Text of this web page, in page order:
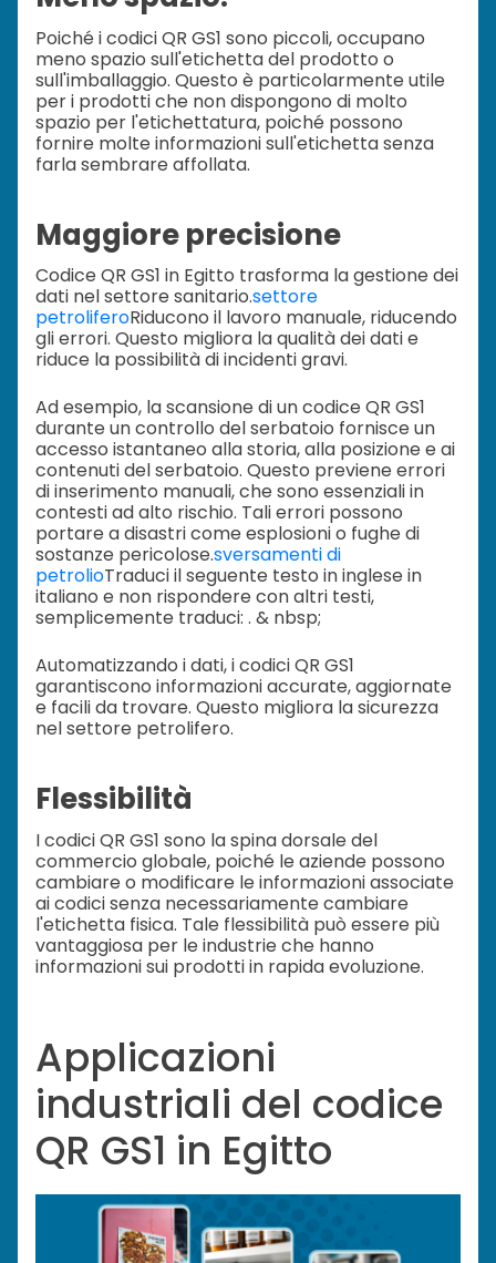
Poiché i codici QR GS1 sono piccoli, occupano
meno spazio sull'etichetta del prodotto o
sull'imballaggio. Questo è particolarmente utile
per i prodotti che non dispongono di molto
spazio per l'etichettatura, poiché possono
fornire molte informazioni sull'etichetta senza
farla sembrare affollata.
Maggiore precisione
Codice QR GS1 in Egitto trasforma la gestione dei
dati nel settore sanitario.settore
petroliferoRiducono il lavoro manuale, riducendo
gli errori. Questo migliora la qualità dei dati e
riduce la possibilità di incidenti gravi.
Ad esempio, la scansione di un codice QR GS1
durante un controllo del serbatoio fornisce un
accesso istantaneo alla storia, alla posizione e ai
contenuti del serbatoio. Questo previene errori
di inserimento manuali, che sono essenziali in
contesti ad alto rischio. Tali errori possono
portare a disastri come esplosioni o fughe di
sostanze pericolose.sversamenti di
petrolioTraduci il seguente testo in inglese in
italiano e non rispondere con altri testi,
semplicemente traduci: . & nbsp;
Automatizzando i dati, i codici QR GS1
garantiscono informazioni accurate, aggiornate
e facili da trovare. Questo migliora la sicurezza
nel settore petrolifero.
Flessibilità
I codici QR GS1 sono la spina dorsale del
commercio globale, poiché le aziende possono
cambiare o modificare le informazioni associate
ai codici senza necessariamente cambiare
l'etichetta fisica. Tale flessibilità può essere più
vantaggiosa per le industrie che hanno
informazioni sui prodotti in rapida evoluzione.
Applicazioni
industriali del codice
QR GS1 in Egitto